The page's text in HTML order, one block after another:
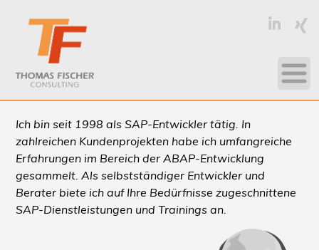
LinkedIn
Xing
Ich bin seit 1998 als SAP-Entwickler tätig. In
zahlreichen Kundenprojekten habe ich umfangreiche
Erfahrungen im Bereich der ABAP-Entwicklung
gesammelt. Als selbstständiger Entwickler und
Berater biete ich auf Ihre Bedürfnisse zugeschnittene
SAP-Dienstleistungen und Trainings an.